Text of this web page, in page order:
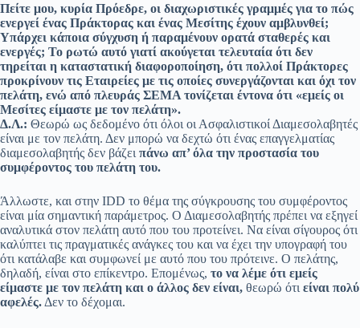
Πείτε μου, κυρία Πρόεδρε, οι διαχωριστικές γραμμές για το πώς
ενεργεί ένας Πράκτορας και ένας Μεσίτης έχουν αμβλυνθεί;
Υπάρχει κάποια σύγχυση ή παραμένουν ορατά σταθερές και
ενεργές; Το ρωτώ αυτό γιατί ακούγεται τελευταία ότι δεν
τηρείται η καταστατική διαφοροποίηση, ότι πολλοί Πράκτορες
προκρίνουν τις Εταιρείες με τις οποίες συνεργάζονται και όχι τον
πελάτη, ενώ από πλευράς ΣΕΜΑ τονίζεται έντονα ότι «εμείς οι
Μεσίτες είμαστε με τον πελάτη».
Δ.Λ.: Θεωρώ ως δεδομένο ότι όλοι οι Ασφαλιστικοί Διαμεσολαβητές
είναι με τον πελάτη. Δεν μπορώ να δεχτώ ότι ένας επαγγελματίας
διαμεσολαβητής δεν βάζειπάνω απ’ όλα την προστασία του
συμφέροντος του πελάτη του.
Άλλωστε, και στην IDD το θέμα της σύγκρουσης του συμφέροντος
είναι μία σημαντική παράμετρος. Ο Διαμεσολαβητής πρέπει να εξηγεί
αναλυτικά στον πελάτη αυτό που του προτείνει. Να είναι σίγουρος ότι
καλύπτει τις πραγματικές ανάγκες του και να έχει την υπογραφή του
ότι κατάλαβε και συμφωνεί με αυτό που του πρότεινε. Ο πελάτης,
δηλαδή, είναι στο επίκεντρο. Επομένως, το να λέμε ότι εμείς
είμαστε με τον πελάτη και ο άλλος δεν είναι, θεωρώ ότιείναι πολύ
αφελές.Δεν το δέχομαι.